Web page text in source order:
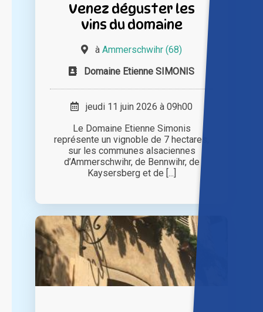
Venez déguster les
vins du domaine
à Ammerschwihr (68)
Domaine Etienne SIMONIS
jeudi 11 juin 2026 à 09h00
Le Domaine Etienne Simonis
représente un vignoble de 7 hectares,
sur les communes alsaciennes
d’Ammerschwihr, de Bennwihr, de
Kaysersberg et de [...]